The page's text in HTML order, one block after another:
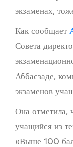
экзаменах,
Как сообщает
Совета
Аббасзаде,
экзаменов
Она отметила,
учащийся из
«Выше 100